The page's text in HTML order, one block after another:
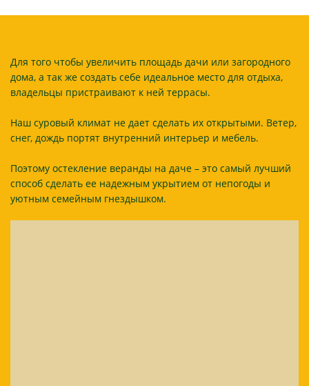
Для того чтобы увеличить площадь дачи или загородного
дома, а так же создать себе идеальное место для отдыха,
владельцы пристраивают к ней террасы.
Наш суровый климат не дает сделать их открытыми. Ветер,
снег, дождь портят внутренний интерьер и мебель.
Поэтому остекление веранды на даче – это самый лучший
способ сделать ее надежным укрытием от непогоды и
уютным семейным гнездышком.